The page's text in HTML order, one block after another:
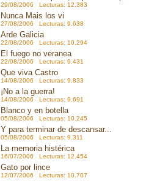
29/08/2006 Lecturas: 12.383
Nunca Mais los vi
27/08/2006 Lecturas: 9.638
Arde Galicia
22/08/2006 Lecturas: 10.294
El fuego no veranea
22/08/2006 Lecturas: 9.431
Que viva Castro
14/08/2006 Lecturas: 9.833
¡No a la guerra!
14/08/2006 Lecturas: 9.691
Blanco y en botella
05/08/2006 Lecturas: 10.245
Y para terminar de descansar...
05/08/2006 Lecturas: 9.311
La memoria histérica
16/07/2006 Lecturas: 12.454
Gato por lince
12/07/2006 Lecturas: 10.707